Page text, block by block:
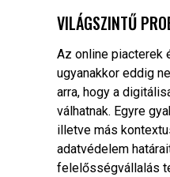
VILÁGSZINTŰ
Az online piacterek
ugyanakkor eddig
arra, hogy a
válhatnak. Egyre
illetve más
adatvédelem
felelősségvállalás